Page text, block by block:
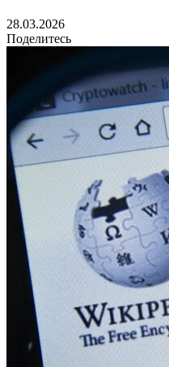
28.03.2026
Поделитесь